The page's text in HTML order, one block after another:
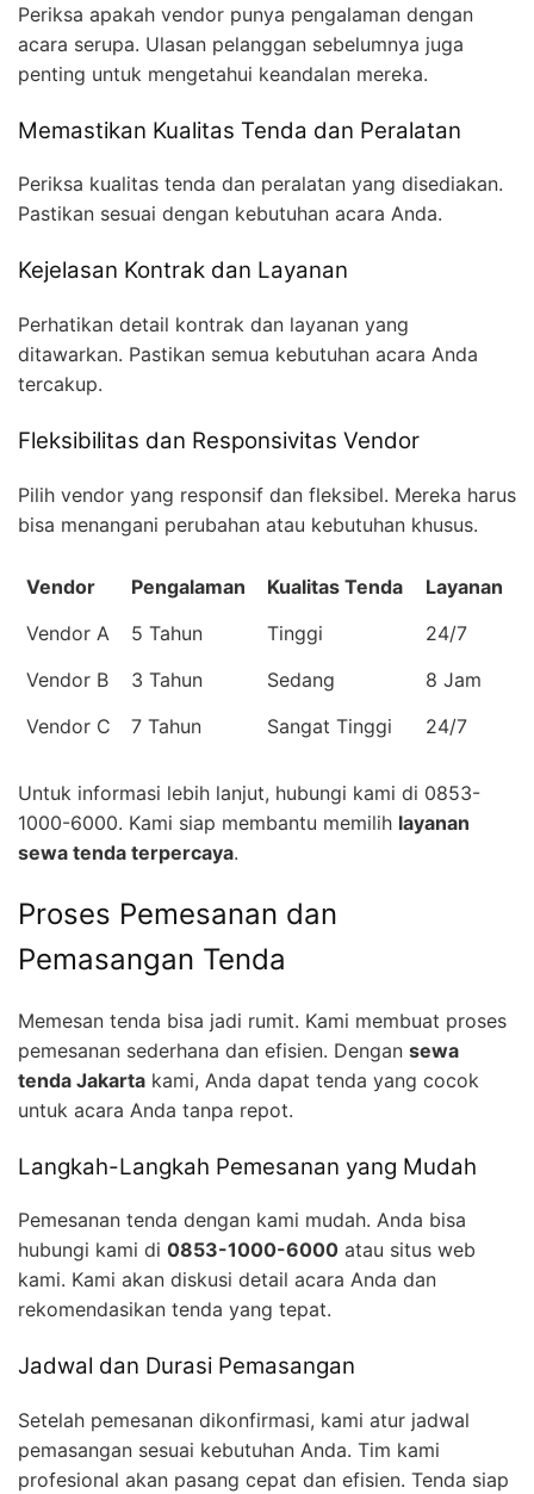
Periksa apakah vendor punya pengalaman dengan
acara serupa. Ulasan pelanggan sebelumnya juga
penting untuk mengetahui keandalan mereka.
Memastikan Kualitas Tenda dan Peralatan
Periksa kualitas tenda dan peralatan yang disediakan.
Pastikan sesuai dengan kebutuhan acara Anda.
Kejelasan Kontrak dan Layanan
Perhatikan detail kontrak dan layanan yang
ditawarkan. Pastikan semua kebutuhan acara Anda
tercakup.
Fleksibilitas dan Responsivitas Vendor
Pilih vendor yang responsif dan fleksibel. Mereka harus
bisa menangani perubahan atau kebutuhan khusus.
Vendor Pengalaman Kualitas Tenda
Layanan
Vendor A
5 Tahun Tinggi
24/7
Vendor B
3 Tahun Sedang
8 Jam
Vendor C
7 Tahun Sangat Tinggi 24/7
Untuk informasi lebih lanjut, hubungi kami di 0853-
1000-6000. Kami siap membantu memilih layanan
sewa tenda terpercaya.
Proses Pemesanan dan
Pemasangan Tenda
Memesan tenda bisa jadi rumit. Kami membuat proses
pemesanan sederhana dan efisien. Dengan sewa
tenda Jakarta kami, Anda dapat tenda yang cocok
untuk acara Anda tanpa repot.
Langkah-Langkah Pemesanan yang Mudah
Pemesanan tenda dengan kami mudah. Anda bisa
hubungi kami di 0853-1000-6000 atau situs web
kami. Kami akan diskusi detail acara Anda dan
rekomendasikan tenda yang tepat.
Jadwal dan Durasi Pemasangan
Setelah pemesanan dikonfirmasi, kami atur jadwal
pemasangan sesuai kebutuhan Anda. Tim kami
profesional akan pasang cepat dan efisien. Tenda siap